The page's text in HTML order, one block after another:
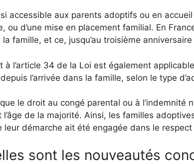
accessible aux parents adoptifs ou en accueil
ou d’une mise en placement familial. En
famille, et ce, jusqu’au troisième
à l’article 34 de la Loi est également
l’arrivée dans la famille, selon le type
le droit au congé parental ou à l’indemnité
l’âge de la majorité. Ainsi, les familles
leur démarche ait été engagée dans le
sont les nouveautés